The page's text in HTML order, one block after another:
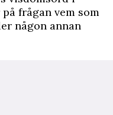
frågan vem som
någon annan